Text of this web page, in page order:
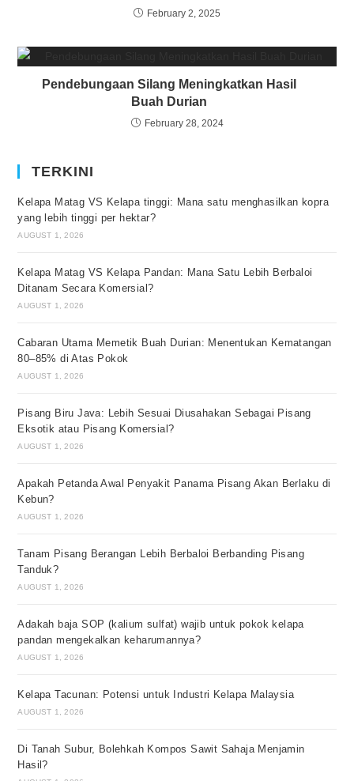
February 2, 2025
Pendebungaan Silang Meningkatkan Hasil
Buah Durian
February 28, 2024
TERKINI
Kelapa Matag VS Kelapa tinggi: Mana satu menghasilkan kopra
yang lebih tinggi per hektar?
AUGUST 1, 2026
Kelapa Matag VS Kelapa Pandan: Mana Satu Lebih Berbaloi
Ditanam Secara Komersial?
AUGUST 1, 2026
Cabaran Utama Memetik Buah Durian: Menentukan Kematangan
80–85% di Atas Pokok
AUGUST 1, 2026
Pisang Biru Java: Lebih Sesuai Diusahakan Sebagai Pisang
Eksotik atau Pisang Komersial?
AUGUST 1, 2026
Apakah Petanda Awal Penyakit Panama Pisang Akan Berlaku di
Kebun?
AUGUST 1, 2026
Tanam Pisang Berangan Lebih Berbaloi Berbanding Pisang
Tanduk?
AUGUST 1, 2026
Adakah baja SOP (kalium sulfat) wajib untuk pokok kelapa
pandan mengekalkan keharumannya?
AUGUST 1, 2026
Kelapa Tacunan: Potensi untuk Industri Kelapa Malaysia
AUGUST 1, 2026
Di Tanah Subur, Bolehkah Kompos Sawit Sahaja Menjamin
Hasil?